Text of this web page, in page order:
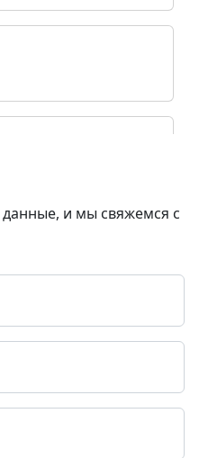
данные, и мы свяжемся с